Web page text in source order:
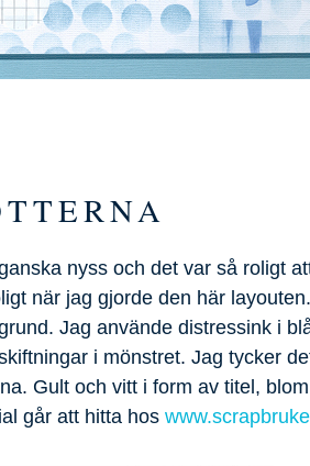
nyss och det var så roligt
när jag gjorde den här
Jag använde distressink i
i mönstret. Jag tycker
Gult och vitt i form av titel,
går att hitta hos